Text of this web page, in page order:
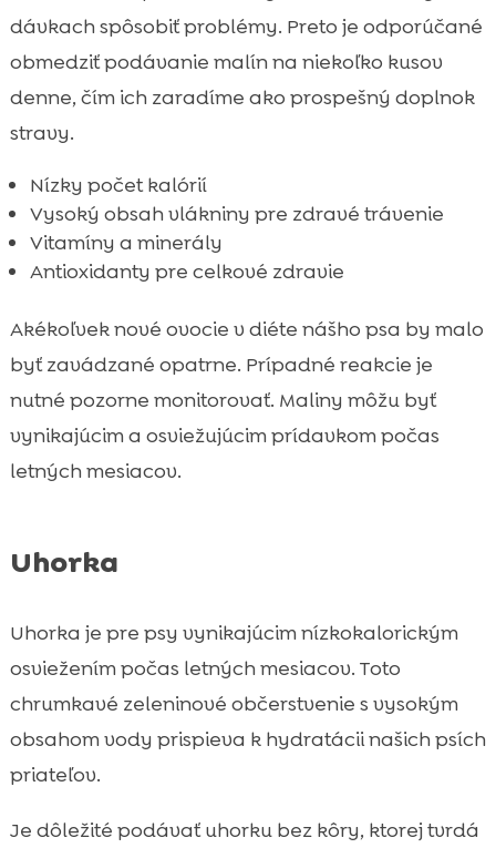
dávkach spôsobiť problémy. Preto je odporúčané
obmedziť podávanie malín na niekoľko kusov
denne, čím ich zaradíme ako prospešný doplnok
stravy.
Nízky počet kalórií
Vysoký obsah vlákniny pre zdravé trávenie
Vitamíny a minerály
Antioxidanty pre celkové zdravie
Akékoľvek nové ovocie v diéte nášho psa by malo
byť zavádzané opatrne. Prípadné reakcie je
nutné pozorne monitorovať. Maliny môžu byť
vynikajúcim a osviežujúcim prídavkom počas
letných mesiacov.
Uhorka
Uhorka je pre psy vynikajúcim nízkokalorickým
osviežením počas letných mesiacov. Toto
chrumkavé zeleninové občerstvenie s vysokým
obsahom vody prispieva k hydratácii našich psích
priateľov.
Je dôležité podávať uhorku bez kôry, ktorej tvrdá